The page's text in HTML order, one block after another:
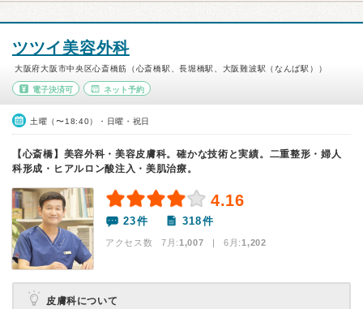
ツツイ美容外科
大阪府大阪市中央区心斎橋筋（心斎橋駅、長堀橋駅、大阪難波駅（なんば駅））
電子決済可 ネット予約
土曜（〜18:40）・日曜・祝日
【心斎橋】美容外科・美容皮膚科。確かな技術と実績。二重整形・婦人
科形成・ヒアルロン酸注入・美肌治療。
4.16
23件 318件
アクセス数 7月:1,007 | 6月:1,202
皮膚科について